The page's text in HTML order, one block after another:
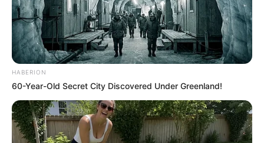
HABERION
60-Year-Old Secret City Discovered Under Greenland!